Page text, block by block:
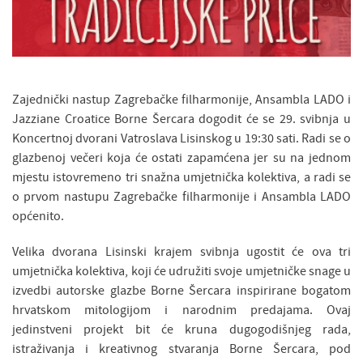
Zajednički nastup Zagrebačke filharmonije, Ansambla LADO i
Jazziane Croatice Borne Šercara dogodit će se 29. svibnja u
Koncertnoj dvorani Vatroslava Lisinskog u 19:30 sati. Radi se o
glazbenoj večeri koja će ostati zapamćena jer su na jednom
mjestu istovremeno tri snažna umjetnička kolektiva, a radi se
o prvom nastupu Zagrebačke filharmonije i Ansambla LADO
općenito.
Velika dvorana Lisinski krajem svibnja ugostit će ova tri
umjetnička kolektiva, koji će udružiti svoje umjetničke snage u
izvedbi autorske glazbe Borne Šercara inspirirane bogatom
hrvatskom mitologijom i narodnim predajama. Ovaj
jedinstveni projekt bit će kruna dugogodišnjeg rada,
istraživanja i kreativnog stvaranja Borne Šercara, pod